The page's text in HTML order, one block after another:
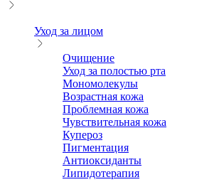
Уход за лицом
Очищение
Уход за полостью рта
Мономолекулы
Возрастная кожа
Проблемная кожа
Чувствительная кожа
Купероз
Пигментация
Антиоксиданты
Липидотерапия